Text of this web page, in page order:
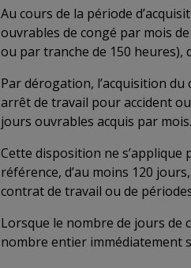
Au cours de la période
ouvrables de congé par mois
ou par tranche de 150 heures),
Par dérogation, l’acquisition
arrêt de travail pour accident
jours ouvrables acquis par mois.
Cette disposition ne s’applique
référence, d’au moins 120
contrat de travail ou de
Lorsque le nombre de jours de
nombre entier immédiatement